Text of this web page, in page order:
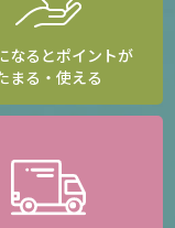
なるとポイントが
まる・使える